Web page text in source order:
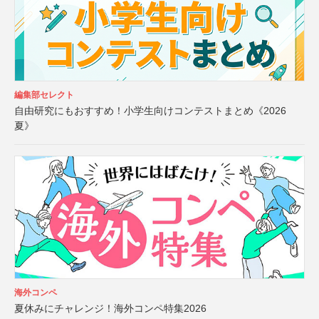
編集部セレクト
自由研究にもおすすめ！小学生向けコンテストまとめ《2026
夏》
海外コンペ
夏休みにチャレンジ！海外コンペ特集2026